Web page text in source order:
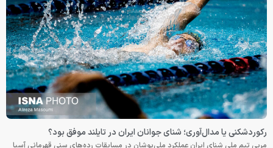
رکوردشکنی یا مدال‌آوری؛ شنای جوانان ایران در تایلند موفق بود؟
مربی تیم ملی شنای ایران عملکرد ملی‌پوشان در مسابقات رده‌های سنی قهرمانی آسیا